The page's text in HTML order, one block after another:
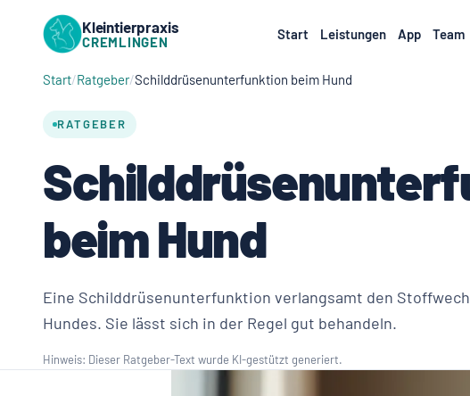
Kleintierpraxis
CREMLINGEN Start Leistungen App Team
Start Ratgeber Schilddrüsenunterfunktion beim Hund
RATGEBER
beim Hund
Eine Schilddrüsenunterfunktion verlangsamt den
Hundes. Sie lässt sich in der Regel gut behandeln.
Hinweis: Dieser Ratgeber-Text wurde KI-gestützt generiert.